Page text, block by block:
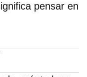
pensar en